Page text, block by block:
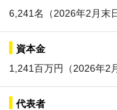
6,241名（2026年2月末
資本金
1,241百万円（2026年2
代表者